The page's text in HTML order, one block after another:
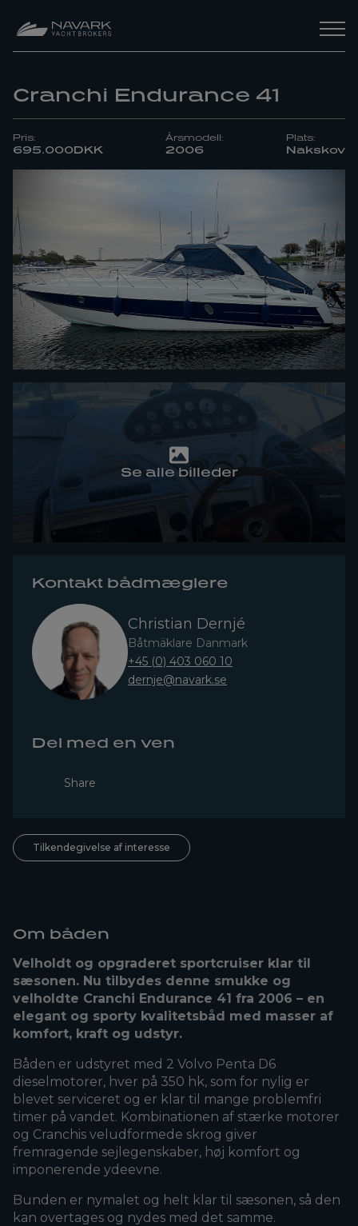
Cranchi Endurance 41
Pris:
695.000DKK
Årsmodell:
2006
Plats:
Nakskov
Se alle billeder
Kontakt bådmæglere
Christian Dernjé
Båtmäklare Danmark
+45 (0) 403 060 10
dernje@navark.se
Del med en ven
Share
Tilkendegivelse af interesse
Om båden
Velholdt og opgraderet sportcruiser klar til
sæsonen. Nu tilbydes denne smukke og
velholdte Cranchi Endurance 41 fra 2006 – en
elegant og sporty kvalitetsbåd med masser af
komfort, kraft og udstyr.
Båden er udstyret med 2 Volvo Penta D6
dieselmotorer, hver på 350 hk, som for nylig er
blevet serviceret og er klar til mange problemfri
timer på vandet. Kombinationen af stærke motorer
og Cranchis veludformede skrog giver
fremragende sejlegenskaber, høj komfort og
imponerende ydeevne.
Bunden er nymalet og helt klar til sæsonen, så den
kan overtages og nydes med det samme.